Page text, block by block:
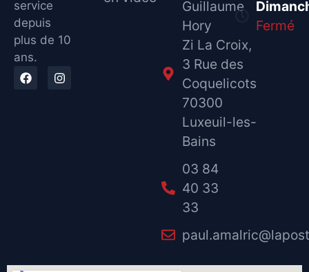
service
depuis
plus de 10
ans.
Guillaume
Hory
Zi La Croix,
3 Rue des
Coquelicots
70300
Luxeuil-les-
Bains
03 84
40 33
33
Fermé